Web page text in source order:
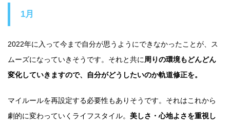
1月
2022年に入って今まで自分が思うようにできなかったことが、ス
ムーズになっていきそうです。それと共に周りの環境もどんどん
変化していきますので、自分がどうしたいのか軌道修正を。
マイルールを再設定する必要性もありそうです。それはこれから
劇的に変わっていくライフスタイル。 美しさ・心地よさを重視し